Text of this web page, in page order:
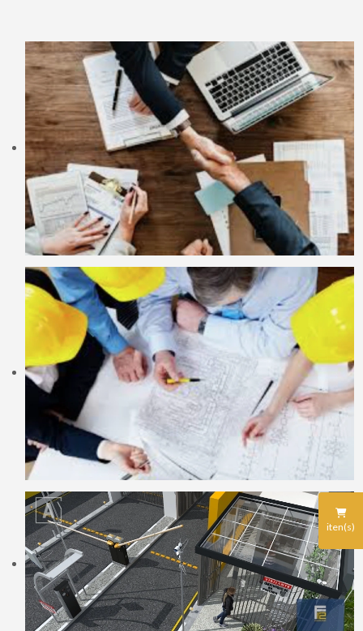
iten(s)